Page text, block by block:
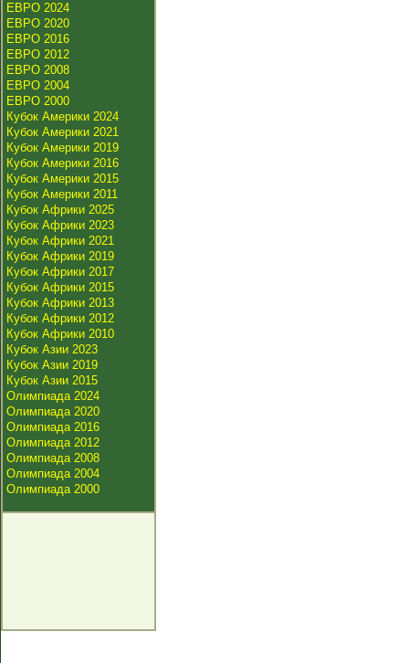
ЕВРО 2024
ЕВРО 2020
ЕВРО 2016
ЕВРО 2012
ЕВРО 2008
ЕВРО 2004
ЕВРО 2000
Кубок Америки 2024
Кубок Америки 2021
Кубок Америки 2019
Кубок Америки 2016
Кубок Америки 2015
Кубок Америки 2011
Кубок Африки 2025
Кубок Африки 2023
Кубок Африки 2021
Кубок Африки 2019
Кубок Африки 2017
Кубок Африки 2015
Кубок Африки 2013
Кубок Африки 2012
Кубок Африки 2010
Кубок Азии 2023
Кубок Азии 2019
Кубок Азии 2015
Олимпиада 2024
Олимпиада 2020
Олимпиада 2016
Олимпиада 2012
Олимпиада 2008
Олимпиада 2004
Олимпиада 2000